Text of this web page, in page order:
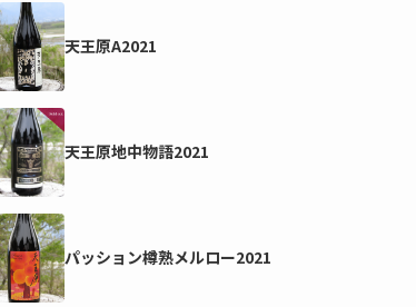
天王原A2021
天王原地中物語2021
パッション樽熟メルロー2021